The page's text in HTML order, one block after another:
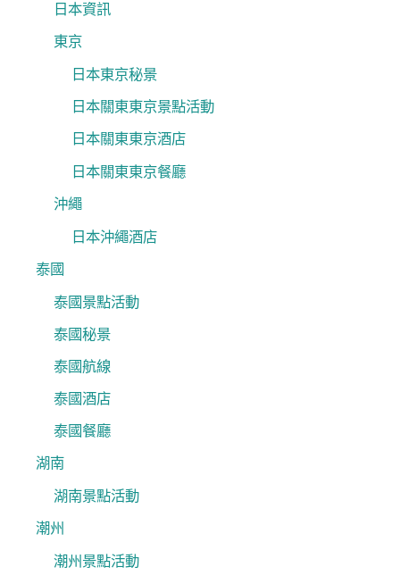
日本資訊
東京
日本東京秘景
日本關東東京景點活動
日本關東東京酒店
日本關東東京餐廳
沖繩
日本沖繩酒店
泰國
泰國景點活動
泰國秘景
泰國航線
泰國酒店
泰國餐廳
湖南
湖南景點活動
潮州
潮州景點活動